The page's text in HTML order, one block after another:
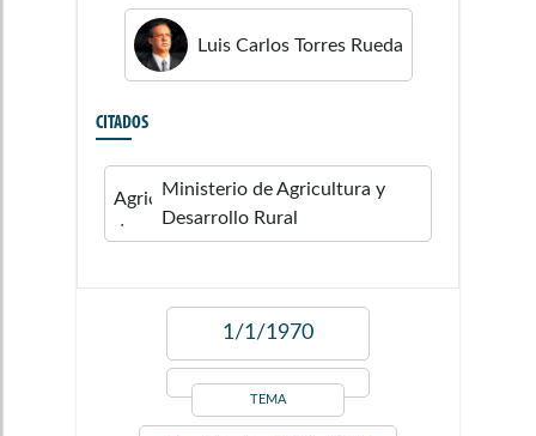
Luis Carlos Torres Rueda
CITADOS
Ministerio de Agricultura y
Desarrollo Rural
1/1/1970
TEMA